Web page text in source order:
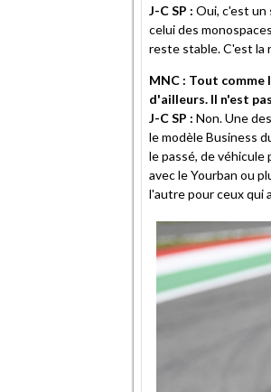
J-C SP : Oui, c'est un
celui des
reste stable. C'est la
MNC : Tout comme
d'ailleurs. Il n'est
J-C SP : Non. Une
le modèle Business
le passé, de véhicule
avec le Yourban ou
l'autre pour ceux qui